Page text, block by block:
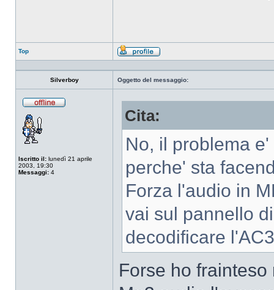
Top
Profilo
Silverboy Oggetto del messaggio:
Iscritto il: lunedì 21 aprile
2003, 19:30
Messaggi: 4
Cita:
No, il problema
perche' sta
Forza l'audio in
vai sul pannello
decodificare
Forse ho